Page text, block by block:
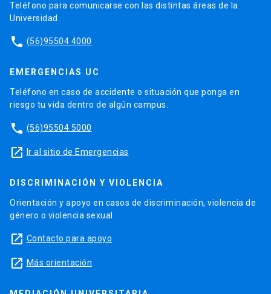
Teléfono para comunicarse con las distintas áreas de la
Universidad.
phone (56)95504 4000
EMERGENCIAS UC
Teléfono en caso de accidente o situación que ponga en
riesgo tu vida dentro de algún campus.
phone (56)95504 5000
launch Ir al sitio de Emergencias
DISCRIMINACIÓN Y VIOLENCIA
Orientación y apoyo en casos de discriminación, violencia de
género o violencia sexual.
launch Contacto para apoyo
launch Más orientación